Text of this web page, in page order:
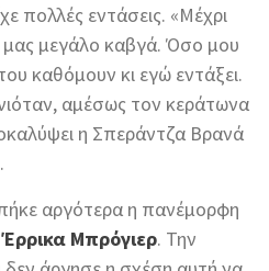
πολλές εντάσεις. «Μέχρι
μεγάλο καβγά. Όσο μου
καθόμουν κι εγώ εντάξει.
αμέσως τον κεράτωνα
η Σπεράντζα Βρανά
αργότερα η πανέμορφη
Έρρικα Μπρόγιερ. Την